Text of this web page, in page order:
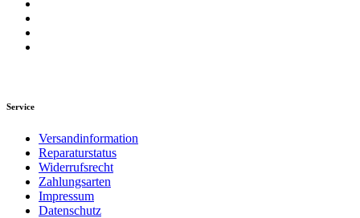
Service
Versandinformation
Reparaturstatus
Widerrufsrecht
Zahlungsarten
Impressum
Datenschutz